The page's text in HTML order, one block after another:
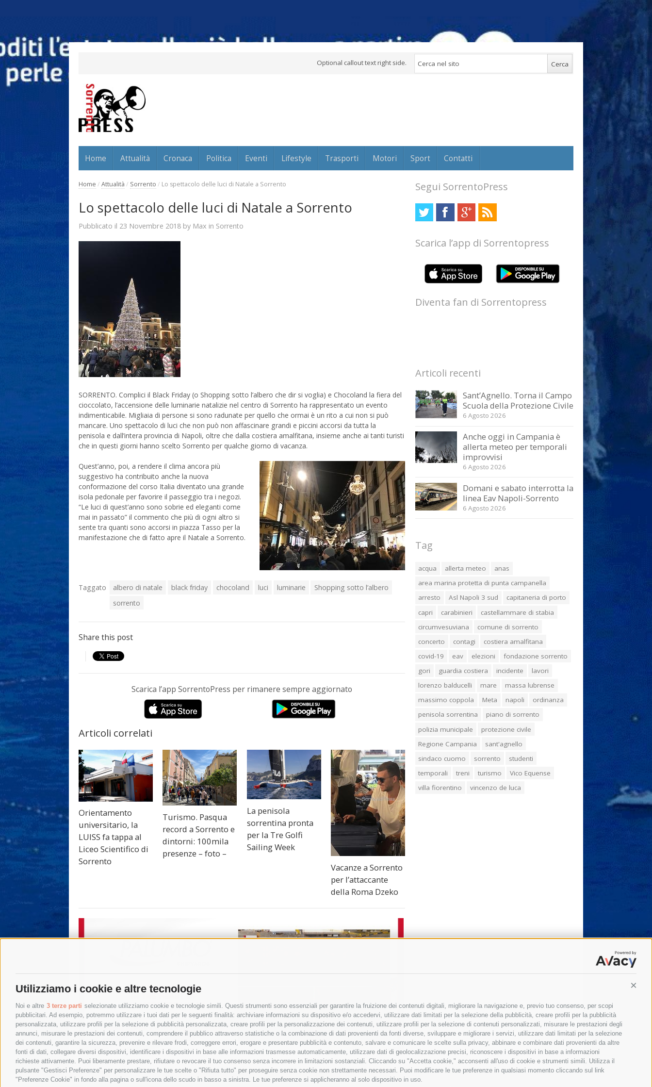
Utilizziamo i cookie e altre tecnologie
Noi e altre 3 terze parti selezionate utilizziamo cookie e tecnologie simili. Questi strumenti sono essenziali per garantire la fruizione dei contenuti digitali, migliorare la navigazione e, previo tuo consenso, per scopi
pubblicitari. Ad esempio, potremmo utilizzare i tuoi dati per le seguenti finalità: archiviare informazioni su dispositivo e/o accedervi, utilizzare dati limitati per la selezione della pubblicità, creare profili per la pubblicità
personalizzata, utilizzare profili per la selezione di pubblicità personalizzata, creare profili per la personalizzazione dei contenuti, utilizzare profili per la selezione di contenuti personalizzati, misurare le prestazioni degli
annunci, misurare le prestazioni dei contenuti, comprendere il pubblico attraverso statistiche o la combinazione di dati provenienti da fonti diverse, sviluppare e migliorare i servizi, utilizzare dati limitati per la selezione
dei contenuti, garantire la sicurezza, prevenire e rilevare frodi, correggere errori, erogare e presentare pubblicità e contenuto, salvare e comunicare le scelte sulla privacy, abbinare e combinare dati provenienti da altre
fonti di dati, collegare diversi dispositivi, identificare i dispositivi in base alle informazioni trasmesse automaticamente, utilizzare dati di geolocalizzazione precisi, riconoscere i dispositivi in base a informazioni
richieste attivamente. Puoi liberamente prestare, rifiutare o revocare il tuo consenso senza incorrere in limitazioni sostanziali. Cliccando su "Accetta cookie," acconsenti all'uso di cookie e strumenti simili. Utilizza il
pulsante "Gestisci Preferenze" per personalizzare le tue scelte o "Rifiuta tutto" per proseguire senza cookie non strettamente necessari. Puoi modificare le tue preferenze in qualsiasi momento cliccando sul link
"Preferenze Cookie" in fondo alla pagina o sull'icona dello scudo in basso a sinistra. Le tue preferenze si applicheranno al solo dispositivo in uso.
Optional callout text right side.
Home Attualità Cronaca Politica Eventi Lifestyle Trasporti Motori Sport Contatti
Home / Attualità / Sorrento / Lo spettacolo delle luci di Natale a Sorrento
Lo spettacolo delle luci di Natale a Sorrento
Pubblicato il 23 Novembre 2018 by Max in Sorrento
SORRENTO. Complici il Black Friday (o Shopping sotto l’albero che dir si voglia) e Chocoland la fiera del
cioccolato, l’accensione delle luminarie natalizie nel centro di Sorrento ha rappresentato un evento
indimenticabile. Migliaia di persone si sono radunate per quello che ormai è un rito a cui non si può
mancare. Uno spettacolo di luci che non può non affascinare grandi e piccini accorsi da tutta la
penisola e dall’intera provincia di Napoli, oltre che dalla costiera amalfitana, insieme anche ai tanti turisti
che in questi giorni hanno scelto Sorrento per qualche giorno di vacanza.
Quest’anno, poi, a rendere il clima ancora più
suggestivo ha contribuito anche la nuova
conformazione del corso Italia diventato una grande
isola pedonale per favorire il passeggio tra i negozi.
“Le luci di quest’anno sono sobrie ed eleganti come
mai in passato” il commento che più di ogni altro si
sente tra quanti sono accorsi in piazza Tasso per la
manifestazione che di fatto apre il Natale a Sorrento.
Taggato albero di natale black friday chocoland luci luminarie
Shopping sotto l’albero
sorrento
Share this post
Scarica l’app SorrentoPress per rimanere sempre aggiornato
Articoli correlati
Orientamento
universitario, la
LUISS fa tappa al
Liceo Scientifico di
Sorrento
Turismo. Pasqua
record a Sorrento e
dintorni: 100mila
presenze – foto –
La penisola
sorrentina pronta
per la Tre Golfi
Sailing Week
Vacanze a Sorrento
per l’attaccante
della Roma Dzeko
Segui SorrentoPress
Scarica l’app di Sorrentopress
Diventa fan di Sorrentopress
Articoli recenti
Sant’Agnello. Torna il Campo
Scuola della Protezione Civile
6 Agosto 2026
Anche oggi in Campania è
allerta meteo per temporali
improvvisi
6 Agosto 2026
Domani e sabato interrotta la
linea Eav Napoli-Sorrento
6 Agosto 2026
Tag
acqua allerta meteo
anas
area marina protetta di punta campanella
arresto
Asl Napoli 3 sud
capitaneria di porto
capri
carabinieri
castellammare di stabia
circumvesuviana
comune di sorrento
concerto
contagi
costiera amalfitana
covid-19
eav elezioni
fondazione sorrento
gori
guardia costiera incidente
lavori
lorenzo balducelli
mare
massa lubrense
massimo coppola
Meta napoli
ordinanza
penisola sorrentina
piano di sorrento
polizia municipale
protezione civile
Regione Campania
sant'agnello
sindaco cuomo
sorrento
studenti
temporali
treni turismo
Vico Equense
villa fiorentino
vincenzo de luca
© 2015 SorrentoPress. All rights reserved.